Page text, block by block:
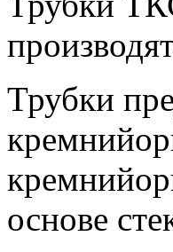
Трубки
основе